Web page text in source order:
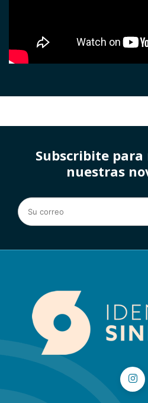
Subscribite
nuestras